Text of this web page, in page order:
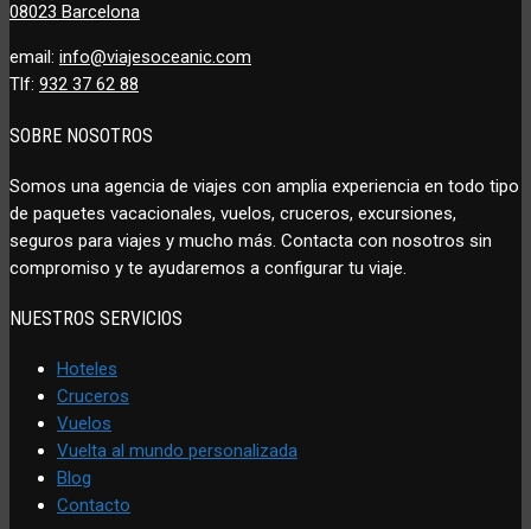
08023 Barcelona
email: info@viajesoceanic.com
Tlf: 932 37 62 88
SOBRE NOSOTROS
Somos una agencia de viajes con amplia experiencia en todo tipo
de paquetes vacacionales, vuelos, cruceros, excursiones,
seguros para viajes y mucho más. Contacta con nosotros sin
compromiso y te ayudaremos a configurar tu viaje.
NUESTROS SERVICIOS
Hoteles
Cruceros
Vuelos
Vuelta al mundo personalizada
Blog
Contacto